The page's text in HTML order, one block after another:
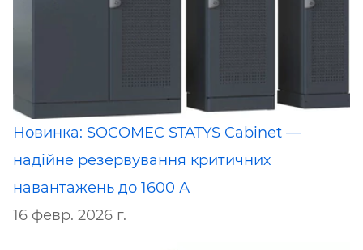
Новинка: SOCOMEC STATYS Cabinet —
надійне резервування критичних
навантажень до 1600 А
16 февр. 2026 г.